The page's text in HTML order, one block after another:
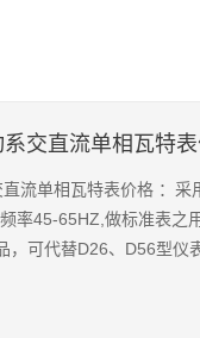
交直流单相瓦特
流单相瓦特表价格 ：采
率45-65HZ,做标准表之
，可代替D26、D56型仪
用